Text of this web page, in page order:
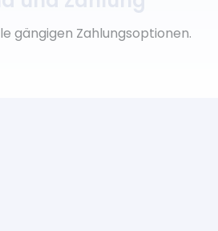
gängigen Zahlungsoptionen.